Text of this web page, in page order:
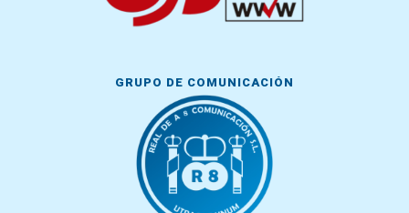
GRUPO DE COMUNICACIÓN